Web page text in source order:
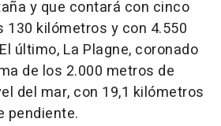
y que contará con cinco
130 kilómetros y con 4.550
último, La Plagne, coronado
de los 2.000 metros de
del mar, con 19,1 kilómetros
pendiente.